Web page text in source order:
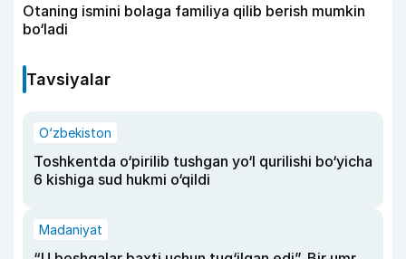
Otaning ismini bolaga familiya qilib berish mumkin
bo‘ladi
Tavsiyalar
O‘zbekiston
Toshkentda o‘pirilib tushgan yo‘l qurilishi bo‘yicha
6 kishiga sud hukmi o‘qildi
Madaniyat